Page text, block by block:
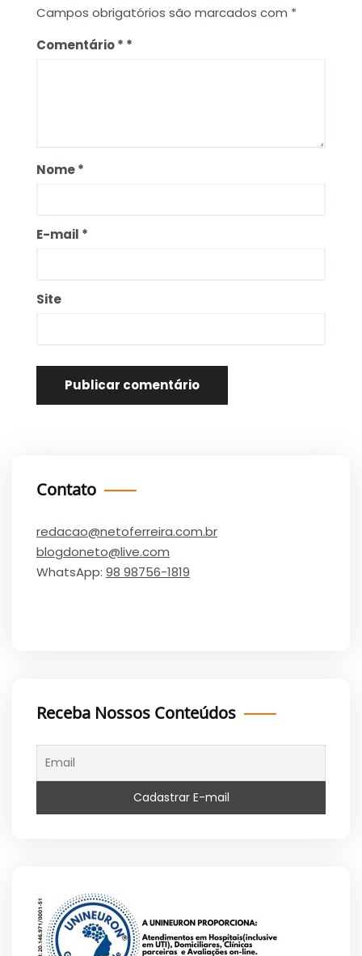
Campos obrigatórios são marcados com *
Comentário*
Nome*
E-mail *
Site
Contato
redacao@netoferreira.com.br
blogdoneto@live.com
WhatsApp: 98 98756-1819
Receba Nossos Conteúdos